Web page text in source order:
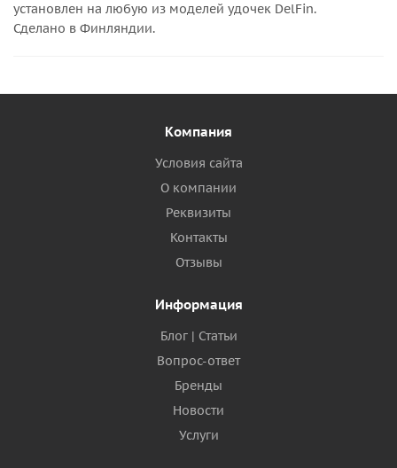
установлен на любую из моделей удочек DelFin.
Сделано в Финляндии.
Компания
Условия сайта
О компании
Реквизиты
Контакты
Отзывы
Информация
Блог | Статьи
Вопрос-ответ
Бренды
Новости
Услуги